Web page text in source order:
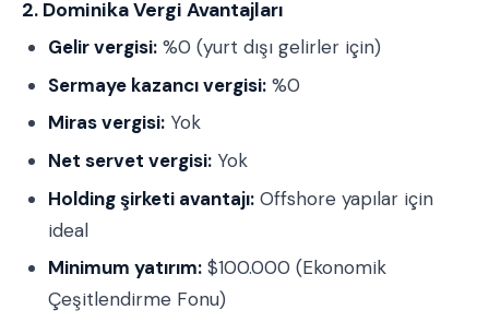
2. Dominika Vergi Avantajları
Gelir vergisi: %0 (yurt dışı gelirler için)
Sermaye kazancı vergisi: %0
Miras vergisi: Yok
Net servet vergisi: Yok
Holding şirketi avantajı: Offshore yapılar için
ideal
Minimum yatırım: $100.000 (Ekonomik
Çeşitlendirme Fonu)